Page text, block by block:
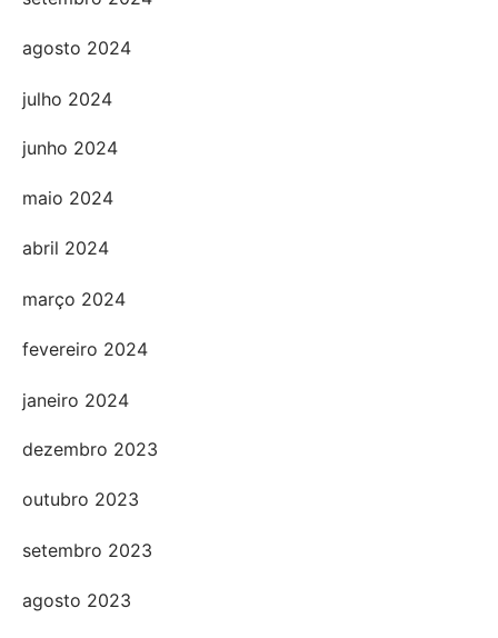
agosto 2024
julho 2024
junho 2024
maio 2024
abril 2024
março 2024
fevereiro 2024
janeiro 2024
dezembro 2023
outubro 2023
setembro 2023
agosto 2023